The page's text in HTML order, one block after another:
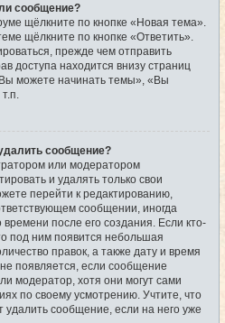
сообщение?
щёлкните по кнопке «Новая тема».
щёлкните по кнопке «Ответить».
прежде чем отправить
доступа находится внизу страниц
можете начинать темы», «Вы
сообщение?
или модератором
и удалять только свои
перейти к редактированию,
сообщении, иногда
времени после его создания. Если кто-
под ним появится небольшая
правок, а также дату и время
появляется, если сообщение
модератор, хотя они могут сами
по своему усмотрению. Учтите, что
удалить сообщение, если на него уже